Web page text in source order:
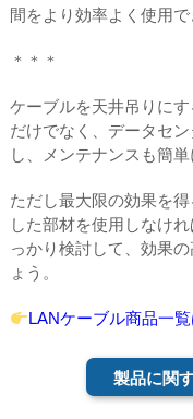
間をより効率よく使用で
＊＊＊
ケーブルを天井吊りに
だけでなく、データセ
し、メンテナンスも簡
ただし最大限の効果を
した部材を使用しなけ
っかり検討して、効果
ょう。
LANケーブル商品一
製品に関